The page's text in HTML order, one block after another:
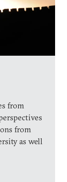
from
from
as well